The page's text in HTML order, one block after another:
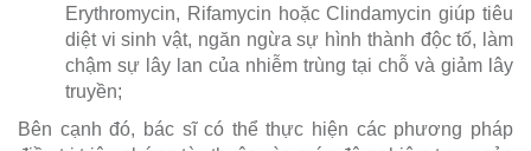
Erythromycin, Rifamycin hoặc Clindamycin giúp tiêu
diệt vi sinh vật, ngăn ngừa sự hình thành độc tố, làm
chậm sự lây lan của nhiễm trùng tại chỗ và giảm lây
truyền;
Bên cạnh đó, bác sĩ có thể thực hiện các phương pháp